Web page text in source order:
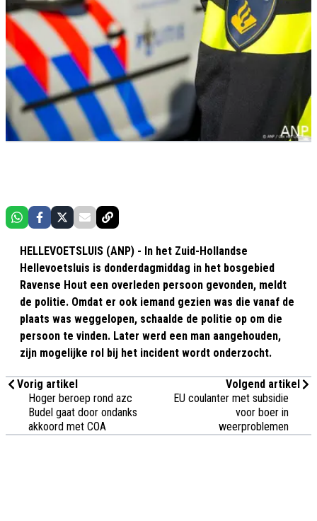
HELLEVOETSLUIS (ANP) - In het Zuid-Hollandse
Hellevoetsluis is donderdagmiddag in het bosgebied
Ravense Hout een overleden persoon gevonden, meldt
de politie. Omdat er ook iemand gezien was die vanaf de
plaats was weggelopen, schaalde de politie op om die
persoon te vinden. Later werd een man aangehouden,
zijn mogelijke rol bij het incident wordt onderzocht.
Vorig artikel
Hoger beroep rond azc
Budel gaat door ondanks
akkoord met COA
Volgend artikel
EU coulanter met subsidie
voor boer in
weerproblemen